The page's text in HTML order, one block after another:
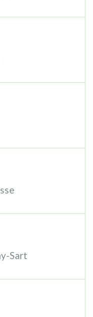
Sart